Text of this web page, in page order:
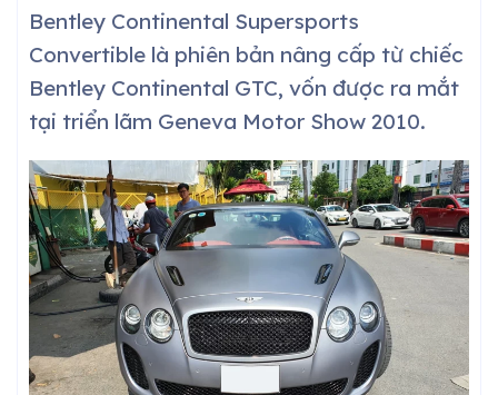
Bentley Continental Supersports
Convertible là phiên bản nâng cấp từ chiếc
Bentley Continental GTC, vốn được ra mắt
tại triển lãm Geneva Motor Show 2010.